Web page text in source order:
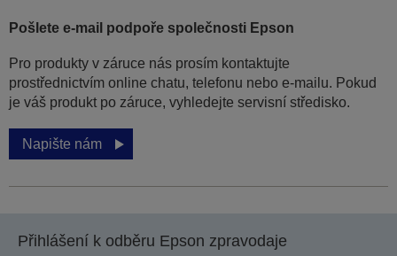
Pošlete e-mail podpoře společnosti Epson
Pro produkty v záruce nás prosím kontaktujte
prostřednictvím online chatu, telefonu nebo e-mailu. Pokud
je váš produkt po záruce, vyhledejte servisní středisko.
Napište nám
Přihlášení k odběru Epson zpravodaje